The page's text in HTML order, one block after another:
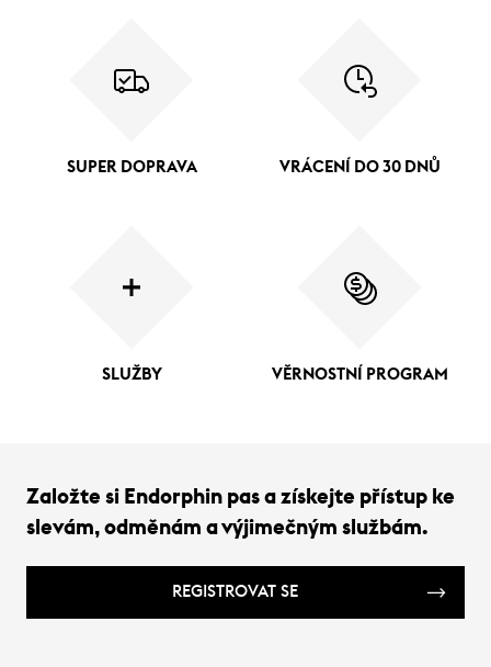
SUPER DOPRAVA VRÁCENÍ DO 30 DNŮ
SLUŽBY VĚRNOSTNÍ PROGRAM
Založte si Endorphin pas a získejte přístup ke
slevám, odměnám a výjimečným službám.
REGISTROVAT SE